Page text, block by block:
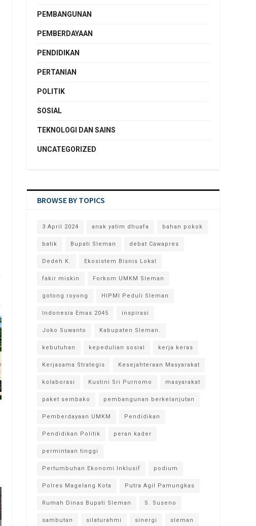
PEMBANGUNAN
PEMBERDAYAAN
PENDIDIKAN
PERTANIAN
POLITIK
SOSIAL
TEKNOLOGI DAN SAINS
UNCATEGORIZED
BROWSE BY TOPICS
3 April 2024 anak yatim dhuafa bahan pokok
batik Bupati Sleman debat Cawapres
Dedeh K. Ekosistem Bisnis Lokal
fakir miskin Forkom UMKM Sleman
gotong royong HIPMI Peduli Sleman
Indonesia Emas 2045 inspirasi
Joko Suwanto Kabupaten Sleman.
kebutuhan kepedulian sosial kerja keras
Kerjasama Strategis Kesejahteraan Masyarakat
kolaborasi Kustini Sri Purnomo masyarakat
paket sembako pembangunan berkelanjutan
Pemberdayaan UMKM Pendidikan
Pendidikan Politik peran kader
permintaan tinggi
Pertumbuhan Ekonomi Inklusif podium
Polres Magelang Kota Putra Agil Pamungkas
Rumah Dinas Bupati Sleman S. Suseno
sambutan silaturahmi sinergi sleman